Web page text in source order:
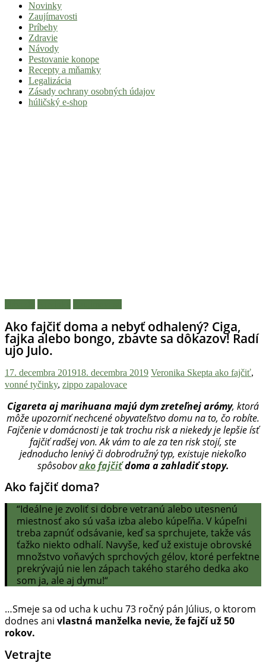
Tvoj
sprievodca
svetom
pohody
stoner
konopnej
najlepší
chill-
out,
stoner
tipy
lifestyle.
Klikni
a
nalaď
pohodu.
Novinky
Zaujímavosti
Príbehy
Zdravie
Návody
Pestovanie konope
Recepty a mňamky
Legalizácia
Zásady ochrany osobných údajov
húličský e-shop
Ako fajčiť doma a nebyť odhalený? Ciga,
fajka alebo bongo, zbavte sa dôkazov! Radí
ujo Julo.
17. decembra 201918. decembra 2019 Veronika Skepta ako fajčiť,
vonné tyčinky, zippo zapalovace
Cigareta aj marihuana majú dym zreteľnej arómy, ktorá
môže upozorniť nechcené obyvateľstvo domu na to, čo robíte.
Fajčenie v domácnosti je tak trochu risk a niekedy je lepšie ísť
fajčiť radšej von. Ak vám to ale za ten risk stojí, ste
jednoducho lenivý či dobrodružný typ, existuje niekoľko
spôsobov ako fajčiťdoma a zahladiť stopy.
Ako fajčiť doma?
“Ideálne je zvoliť si dobre vetranú alebo utesnenú
miestnosť ako sú vaša izba alebo kúpeľňa. V kúpeľni
treba zapnúť odsávanie, keď sa sprchujete, takže vás
ťažko niekto odhalí. Navyše, keď už existuje obrovské
množstvo voňavých sprchových gélov, ktoré perfektne
prekrývajú nie len zápach takého starého dedka ako
som ja, ale aj dymu!“
…Smeje sa od ucha k uchu 73 ročný pán Július, o ktorom
dodnes ani vlastná manželka nevie, že fajčí už 50
rokov.
Vetrajte